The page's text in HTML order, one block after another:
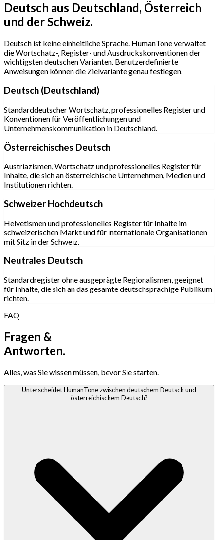
Deutsch aus Deutschland, Österreich
und der Schweiz.
Deutsch ist keine einheitliche Sprache. HumanTone verwaltet
die Wortschatz-, Register- und Ausdruckskonventionen der
wichtigsten deutschen Varianten. Benutzerdefinierte
Anweisungen können die Zielvariante genau festlegen.
Deutsch (Deutschland)
Standarddeutscher Wortschatz, professionelles Register und
Konventionen für Veröffentlichungen und
Unternehmenskommunikation in Deutschland.
Österreichisches Deutsch
Austriazismen, Wortschatz und professionelles Register für
Inhalte, die sich an österreichische Unternehmen, Medien und
Institutionen richten.
Schweizer Hochdeutsch
Helvetismen und professionelles Register für Inhalte im
schweizerischen Markt und für internationale Organisationen
mit Sitz in der Schweiz.
Neutrales Deutsch
Standardregister ohne ausgeprägte Regionalismen, geeignet
für Inhalte, die sich an das gesamte deutschsprachige Publikum
richten.
FAQ
Fragen &
Antworten.
Alles, was Sie wissen müssen, bevor Sie starten.
Unterscheidet HumanTone zwischen deutschem Deutsch und
österreichischem Deutsch?